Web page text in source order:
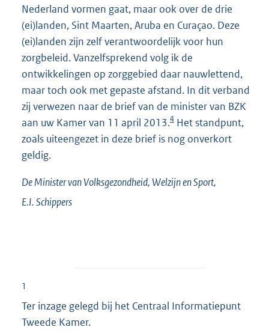
Nederland vormen gaat, maar ook over de drie
(ei)landen, Sint Maarten, Aruba en Curaçao. Deze
(ei)landen zijn zelf verantwoordelijk voor hun
zorgbeleid. Vanzelfsprekend volg ik de
ontwikkelingen op zorggebied daar nauwlettend,
maar toch ook met gepaste afstand. In dit verband
zij verwezen naar de brief van de minister van BZK
aan uw Kamer van 11 april 2013.4 Het standpunt,
zoals uiteengezet in deze brief is nog onverkort
geldig.
De Minister van Volksgezondheid, Welzijn en Sport,
E.I.Schippers
1
Ter inzage gelegd bij het Centraal Informatiepunt
Tweede Kamer.